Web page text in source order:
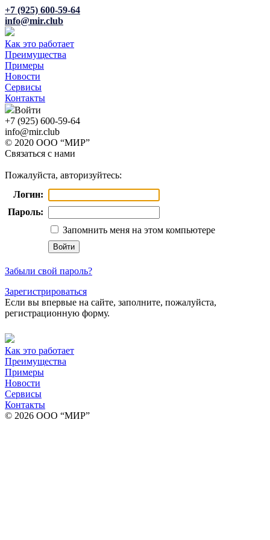
+7 (925) 600-59-64
info@mir.club
Как это работает
Преимущества
Примеры
Новости
Сервисы
Контакты
Войти
+7 (925) 600-59-64
info@mir.club
© 2020 ООО “МИР”
Связаться с нами
Пожалуйста, авторизуйтесь:
Логин:
Пароль:
Запомнить меня на этом компьютере
Забыли свой пароль?
Зарегистрироваться
Если вы впервые на сайте, заполните, пожалуйста,
регистрационную форму.
Как это работает
Преимущества
Примеры
Новости
Сервисы
Контакты
© 2026 ООО “МИР”